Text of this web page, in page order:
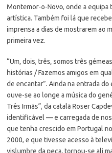
Montemor-o-Novo, onde a equipa
artística. Também foi lá que
imprensa a dias de mostrarem ao
primeira vez.
“Um, dois, três, somos três
histórias / Fazemos amigos em
de encantar”. Ainda na entrada
ouve-se ao longe a música do
Três Irmãs”, da catalã Roser
identificável — e carregada de
que tenha crescido em Portugal
2000, e que tivesse acesso à
vislumbre da peça, tornou-se ali